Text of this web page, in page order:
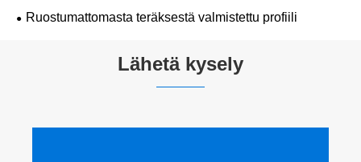
Ruostumattomasta teräksestä valmistettu profiili
Lähetä kysely